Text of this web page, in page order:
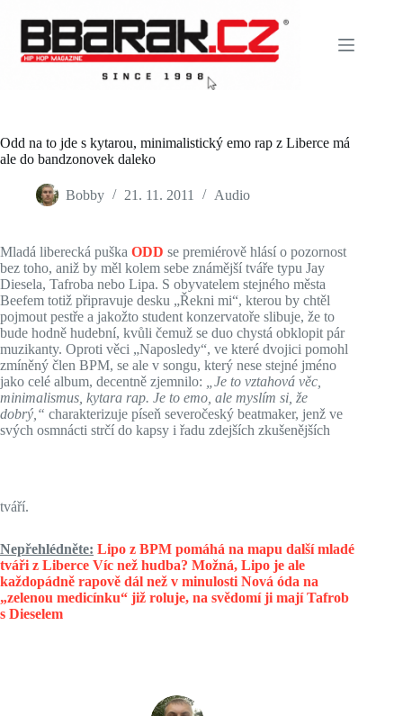
content
Odd na to jde s kytarou, minimalistický emo rap z Liberce má
ale do bandzonovek daleko
Bobby 21. 11. 2011 Audio
Mladá liberecká puška ODD se premiérově hlásí o pozornost
bez toho, aniž by měl kolem sebe známější tváře typu Jay
Diesela, Tafroba nebo Lipa. S obyvatelem stejného města
Beefem totiž připravuje desku „Řekni mi“, kterou by chtěl
pojmout pestře a jakožto student konzervatoře slibuje, že to
bude hodně hudební, kvůli čemuž se duo chystá obklopit pár
muzikanty. Oproti věci „Naposledy“, ve které dvojici pomohl
zmíněný člen BPM, se ale v songu, který nese stejné jméno
jako celé album, decentně zjemnilo:
„Je to vztahová věc,
minimalismus, kytara rap. Je to emo, ale myslím si, že
dobrý,“ charakterizuje píseň severočeský beatmaker, jenž ve
svých osmnácti strčí do kapsy i řadu zdejších zkušenějších
tváří.
Nepřehlédněte: Lipo z BPM pomáhá na mapu další mladé
tváři z Liberce Víc než hudba? Možná, Lipo je ale
každopádně rapově dál než v minulosti Nová óda na
„zelenou medicínku“ již roluje, na svědomí ji mají Tafrob
s Dieselem